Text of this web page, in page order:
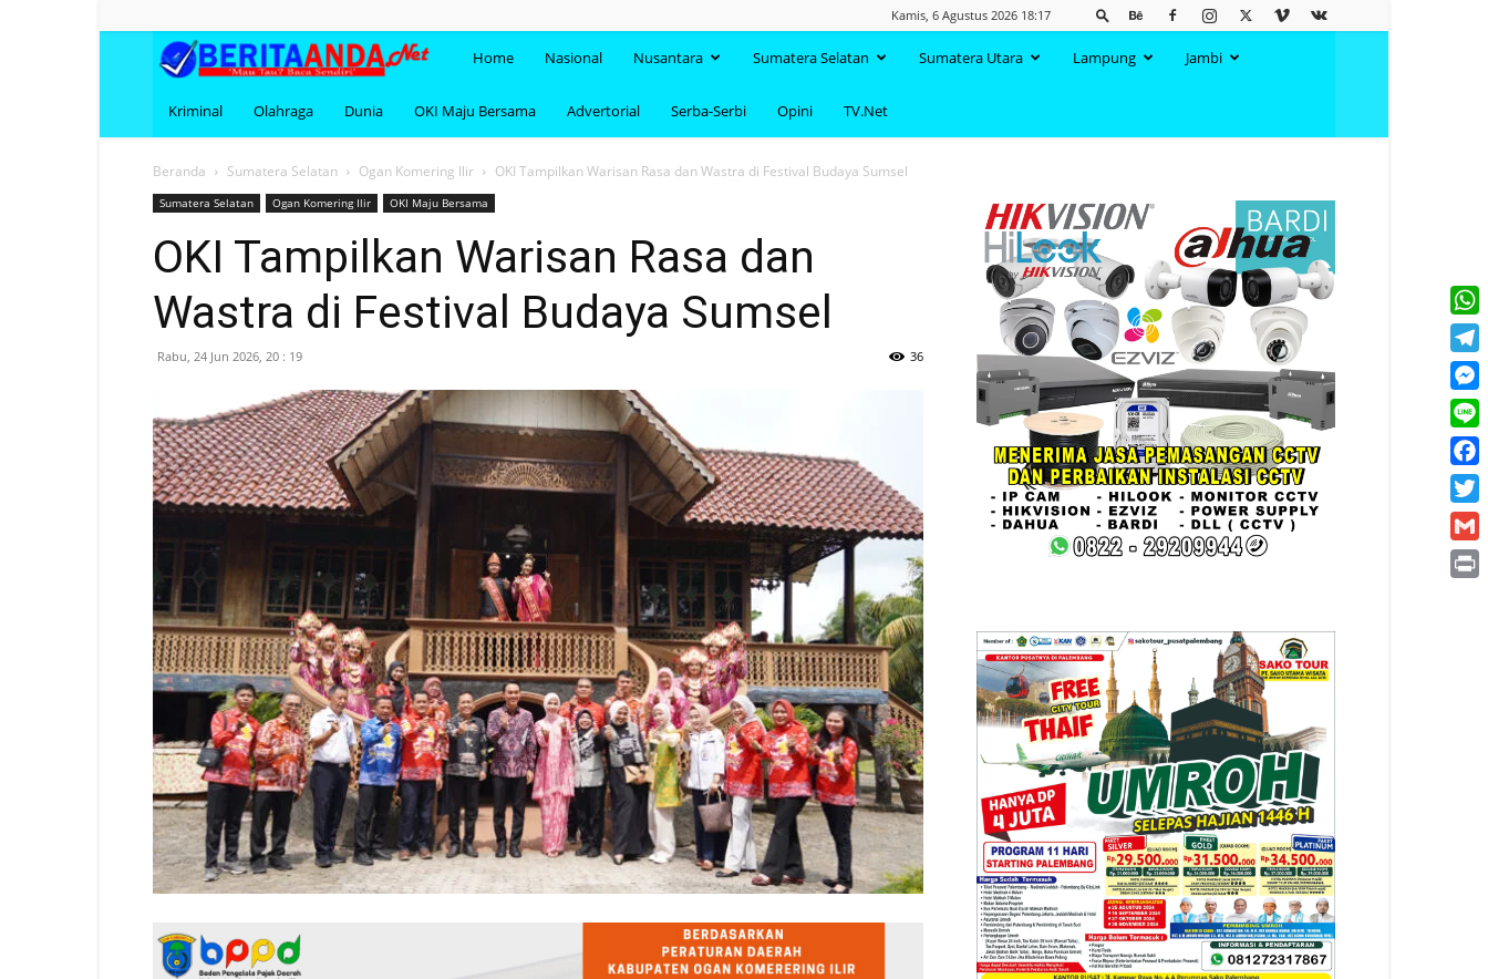
Kamis, 6 Agustus 2026 18:17
BERITAANDA.NET
Home Nasional Nusantara Sumatera Selatan Sumatera Utara Lampung Jambi
Kriminal Olahraga Dunia OKI Maju Bersama Advertorial Serba-Serbi Opini TV.Net
Beranda Sumatera Selatan Ogan Komering Ilir OKI Tampilkan Warisan Rasa dan Wastra di Festival Budaya Sumsel
Sumatera Selatan Ogan Komering Ilir OKI Maju Bersama
OKI Tampilkan Warisan Rasa dan
Wastra di Festival Budaya Sumsel
Rabu, 24 Jun 2026, 20 : 19 36
Line